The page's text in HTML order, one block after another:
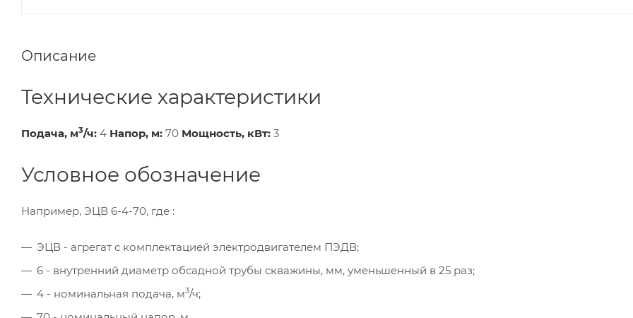
Описание
Технические характеристики
Подача, м3/ч: 4 Напор, м: 70 Мощность, кВт: 3
Условное обозначение
Например, ЭЦВ 6-4-70, где :
ЭЦВ - агрегат с комплектацией электродвигателем ПЭДВ;
6 - внутренний диаметр обсадной трубы скважины, мм, уменьшенный в 25 раз;
4 - номинальная подача, м3/ч;